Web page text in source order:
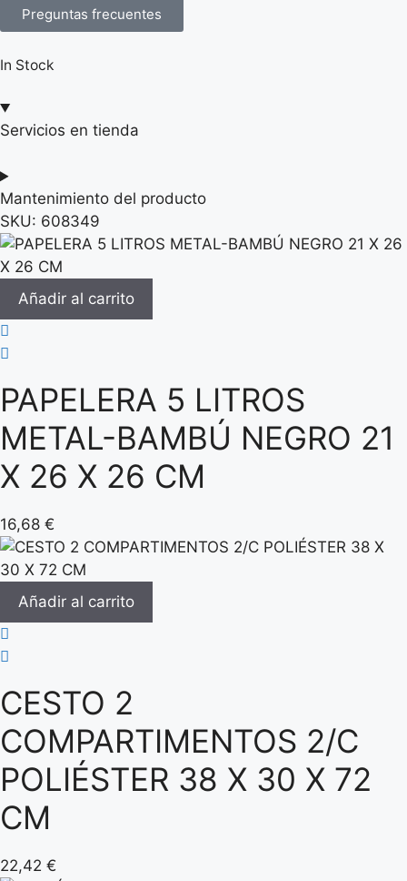
Preguntas frecuentes
In Stock
Servicios en tienda
Mantenimiento del producto
SKU: 608349
Añadir al carrito
PAPELERA 5 LITROS
METAL-BAMBÚ NEGRO 21
X 26 X 26 CM
16,68 €
Añadir al carrito
CESTO 2
COMPARTIMENTOS 2/C
POLIÉSTER 38 X 30 X 72
CM
22,42 €